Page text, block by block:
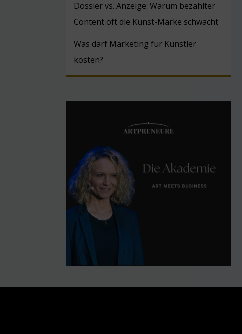
Dossier vs. Anzeige: Warum bezahlter
Content oft die Kunst-Marke schwächt
Was darf Marketing für Künstler
kosten?